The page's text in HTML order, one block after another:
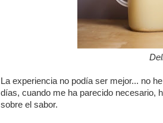
La experiencia no podía ser mejor... no
días, cuando me ha parecido necesario,
sobre el sabor.